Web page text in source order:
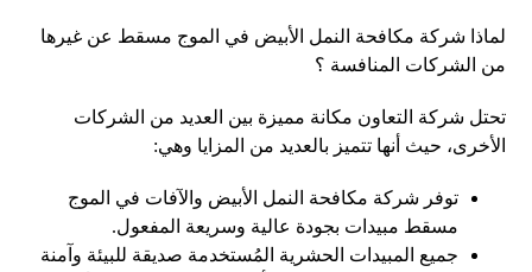
لماذا شركة مكافحة النمل الأبيض في الموج مسقط عن غيرها
من الشركات المنافسة ؟
تحتل شركة التعاون مكانة مميزة بين العديد من الشركات
الأخرى، حيث أنها تتميز بالعديد من المزايا وهي:
توفر شركة مكافحة النمل الأبيض والآفات في الموج
مسقط مبيدات بجودة عالية وسريعة المفعول.
جميع المبيدات الحشرية المُستخدمة صديقة للبيئة وآمنة